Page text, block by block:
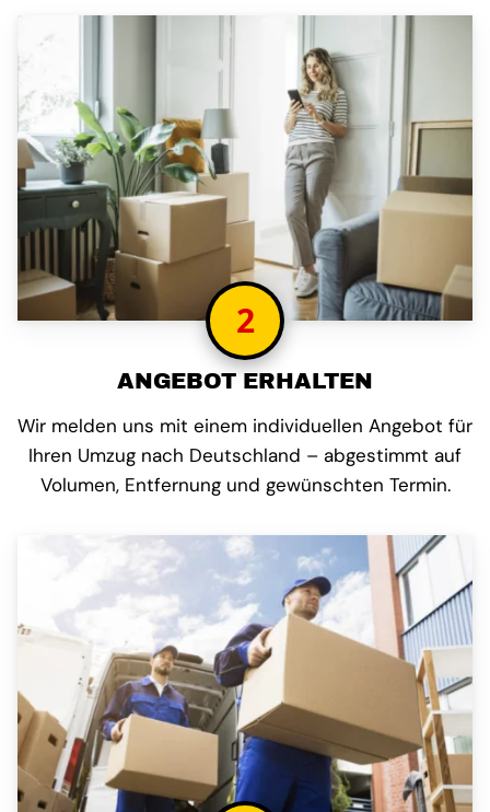
2
ANGEBOT ERHALTEN
Wir melden uns mit einem individuellen Angebot für
Ihren Umzug nach Deutschland – abgestimmt auf
Volumen, Entfernung und gewünschten Termin.